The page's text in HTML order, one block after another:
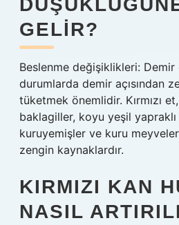
GELIR?
Beslenme değişiklikleri:
durumlarda demir açısından
tüketmek önemlidir. Kırmızı
baklagiller, koyu yeşil yapraklı
kuruyemişler ve kuru meyveler
zengin kaynaklardır.
KIRMIZI KAN
NASIL